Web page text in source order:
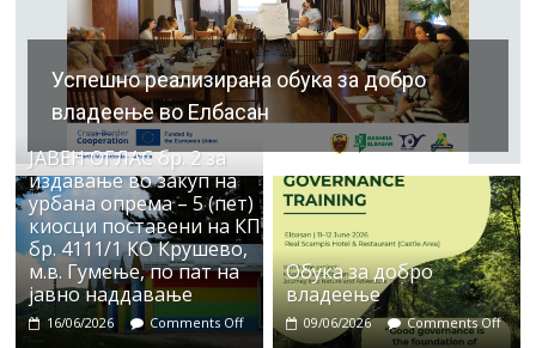
Успешно реализирана обука за добро
владеење во Елбасан
ЈАВЕН ОГЛАС бр. 2 за
издавање во закуп на
урбана опрема – 5 (пет)
киосци поставени на КП
бр. 4111/1 КО Крушево,
м.в. Гумење, по пат на
јавно наддавање
16/06/2026 Comments Off
Обука за добро
владеење
09/06/2026 Comments Off